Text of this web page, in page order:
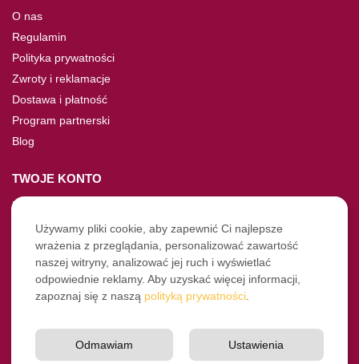
O nas
Regulamin
Polityka prywatności
Zwroty i reklamacje
Dostawa i płatność
Program partnerski
Blog
TWOJE KONTO
Moje konto
Nie pamiętasz hasła?
Twoje zamówienia
NASZE SOCIALE
Instagram
Używamy pliki cookie, aby zapewnić Ci najlepsze
wrażenia z przeglądania, personalizować zawartość
naszej witryny, analizować jej ruch i wyświetlać
odpowiednie reklamy. Aby uzyskać więcej informacji,
zapoznaj się z naszą polityką prywatności
Ustawienia
Odmawiam